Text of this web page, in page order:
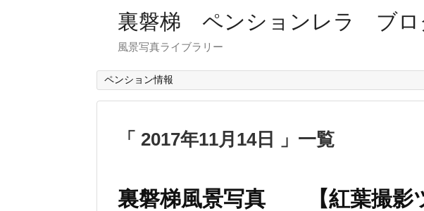
裏磐梯 ペンションレラ ブロ
風景写真ライブラリー
ペンション情報
2017年11月14日 一覧
裏磐梯風景写真 【紅葉撮影